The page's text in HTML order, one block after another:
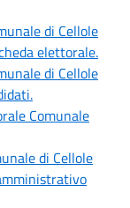
di Cellole
elettorale.
di Cellole
Comunale
di Cellole